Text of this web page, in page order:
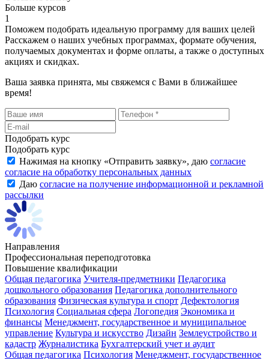
Больше курсов
1
Поможем подобрать идеальную программу для ваших целей
Расскажем о наших учебных программах, формате обучения,
получаемых документах и форме оплаты, а также о доступных
акциях и скидках.
Ваша заявка принята, мы свяжемся с Вами в ближайшее
время!
Подобрать курс
Подобрать курс
Нажимая на кнопку «Отправить заявку», даю согласие
согласие на обработку персональных данных
Даю согласие на получение информационной и рекламной
рассылки
Направления
Профессиональная переподготовка
Повышение квалификации
Общая педагогика Учителя-предметники Педагогика
дошкольного образования Педагогика дополнительного
образования Физическая культура и спорт Дефектология
Психология Социальная сфера Логопедия Экономика и
финансы Менеджмент, государственное и муниципальное
управление Культура и искусство Дизайн Землеустройство и
кадастр Журналистика Бухгалтерский учет и аудит
Общая педагогика Психология Менеджмент, государственное